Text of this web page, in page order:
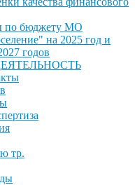
по бюджету МО
на 2025 год и
годов
тр.